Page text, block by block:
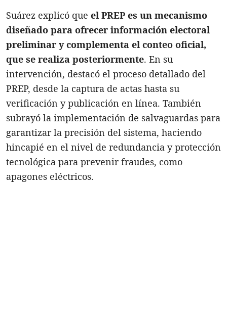
Suárez explicó que el PREP es un mecanismo
diseñado para ofrecer información electoral
preliminar y complementa el conteo oficial,
que se realiza posteriormente. En su
intervención, destacó el proceso detallado del
PREP, desde la captura de actas hasta su
verificación y publicación en línea. También
subrayó la implementación de salvaguardas para
garantizar la precisión del sistema, haciendo
hincapié en el nivel de redundancia y protección
tecnológica para prevenir fraudes, como
apagones eléctricos.